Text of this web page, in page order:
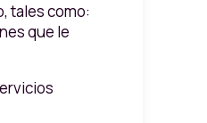
tales como:
que le